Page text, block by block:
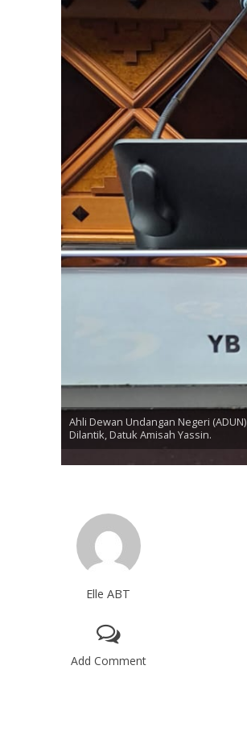
Ahli Dewan Undangan Negeri (ADUN)
Dilantik, Datuk Amisah Yassin.
Elle ABT
Add Comment